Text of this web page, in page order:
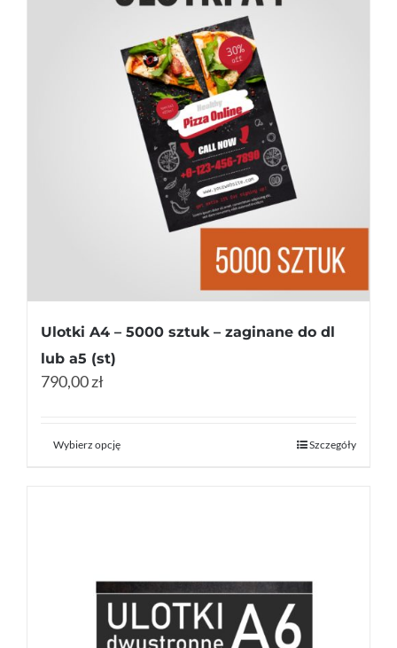
Ulotki A4 – 5000 sztuk – zaginane do dl
lub a5 (st)
790,00 zł
Wybierz opcję Szczegóły